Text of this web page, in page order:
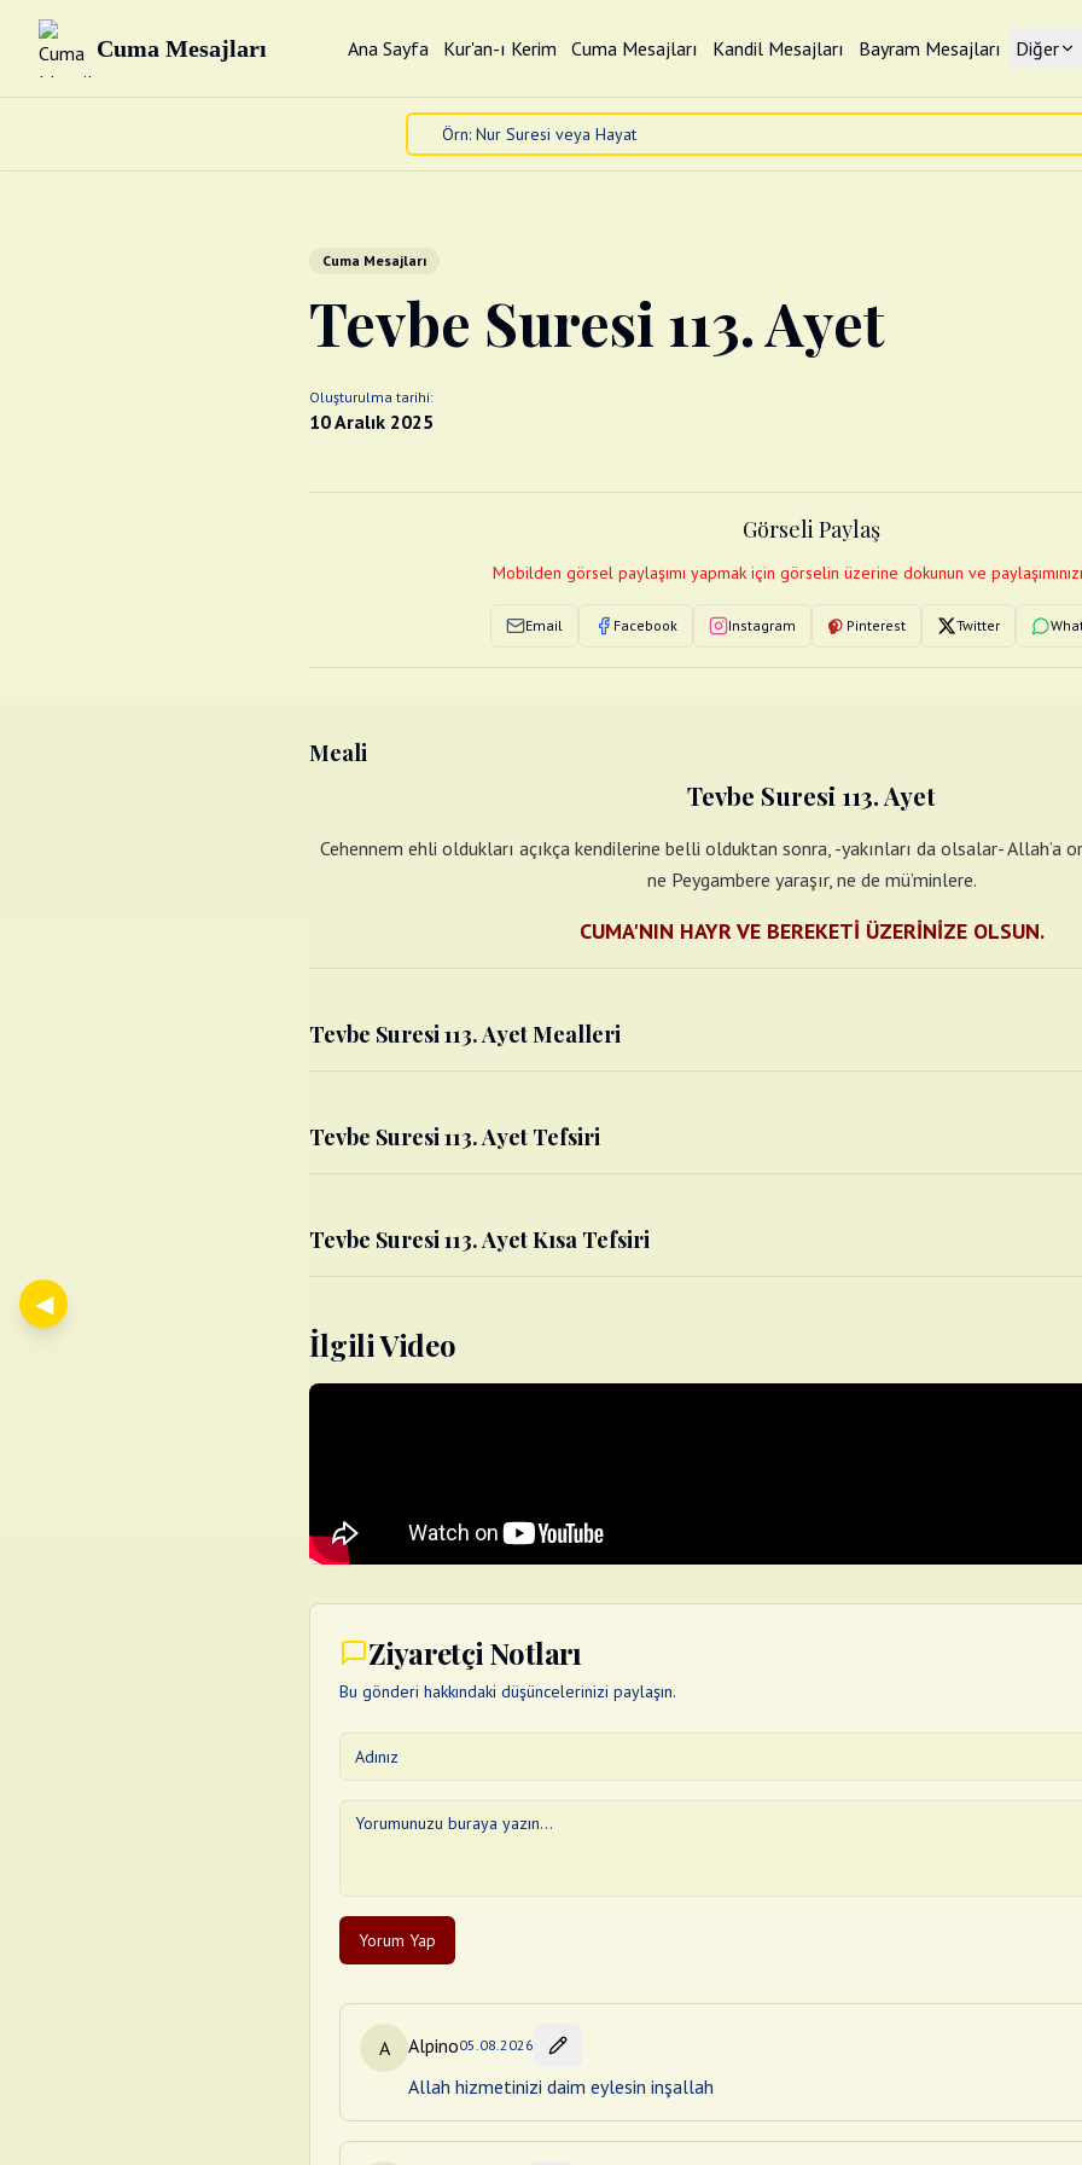
Cuma Mesajları Ana Sayfa Kur'an-ı Kerim Cuma Mesajları Kandil Mesajları Bayram Mesajları Diğer
Cuma Mesajları
Tevbe Suresi 113. Ayet
Oluşturulma tarihi:
10 Aralık 2025
Görseli Paylaş
Mobilden görsel paylaşımı yapmak için görselin üzerine dokunun ve
Email Facebook Instagram Pinterest Twitter
Meali
Tevbe Suresi 113. Ayet
Cehennem ehli oldukları açıkça kendilerine belli olduktan sonra, -yakınları da olsalar- Allah’a
ne Peygambere yaraşır, ne de mü’minlere.
CUMA'NIN HAYR VE BEREKETİ ÜZERİNİZE OLSUN.
Tevbe Suresi 113. Ayet Mealleri
Tevbe Suresi 113. Ayet Tefsiri
Tevbe Suresi 113. Ayet Kısa Tefsiri
İlgili Video
Ziyaretçi Notları
Bu gönderi hakkındaki düşüncelerinizi paylaşın.
Yorum Yap
A Alpino05.08.2026
Allah hizmetinizi daim eylesin inşallah
◀